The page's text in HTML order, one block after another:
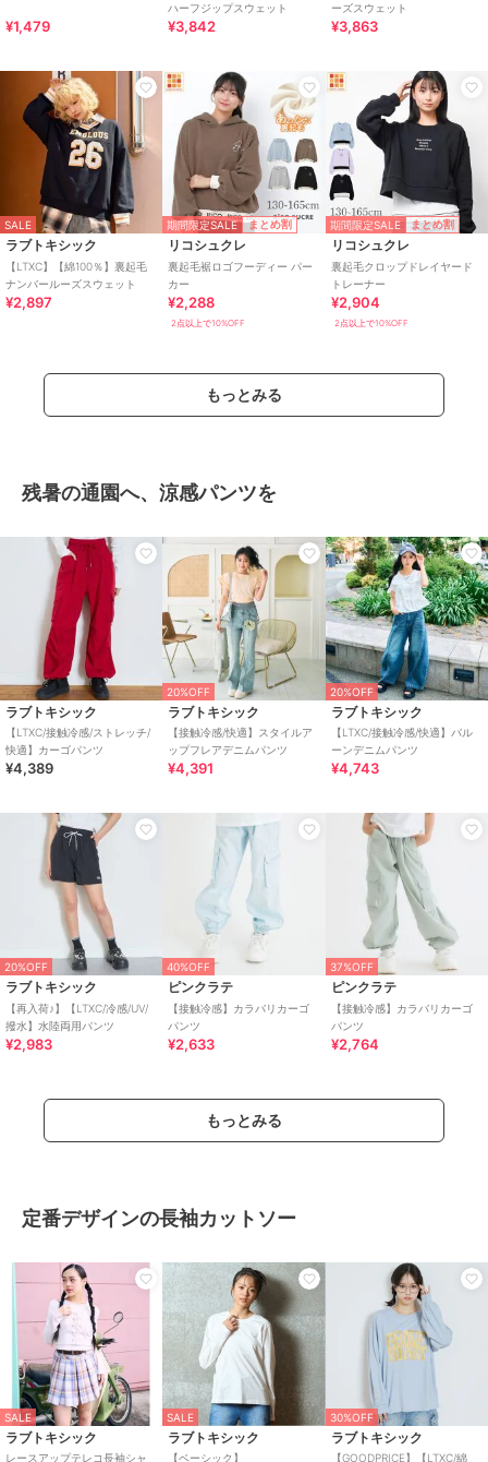
¥1,479
ハーフジップスウェット
¥3,842
ーズスウェット
¥3,863
SALE
ラブトキシック
【LTXC】【綿100％】裏起毛
ナンバールーズスウェット
¥2,897
期間限定SALE まとめ割
リコシュクレ
裏起毛裾ロゴフーディー パー
カー
¥2,288
2点以上で10%OFF
期間限定SALE まとめ割
リコシュクレ
裏起毛クロップドレイヤード
トレーナー
¥2,904
2点以上で10%OFF
もっとみる
残暑の通園へ、涼感パンツを
ラブトキシック
【LTXC/接触冷感/ストレッチ/
快適】カーゴパンツ
¥4,389
20%OFF
ラブトキシック
【接触冷感/快適】スタイルア
ップフレアデニムパンツ
¥4,391
20%OFF
ラブトキシック
【LTXC/接触冷感/快適】バル
ーンデニムパンツ
¥4,743
20%OFF
ラブトキシック
【再入荷♪】【LTXC/冷感/UV/
撥水】水陸両用パンツ
¥2,983
40%OFF
ピンクラテ
【接触冷感】カラバリカーゴ
パンツ
¥2,633
37%OFF
ピンクラテ
【接触冷感】カラバリカーゴ
パンツ
¥2,764
もっとみる
定番デザインの長袖カットソー
SALE
ラブトキシック
レースアップテレコ長袖シャ
SALE
ラブトキシック
【ベーシック】
30%OFF
ラブトキシック
【GOODPRICE】【LTXC/綿